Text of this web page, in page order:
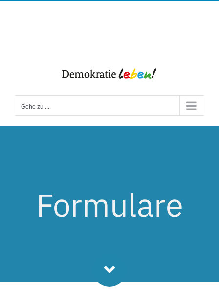
Gehe zu ...
Formulare